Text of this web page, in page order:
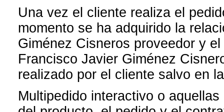
Una vez el cliente realiza el
momento se ha adquirido la
Giménez Cisneros proveedor y
Francisco Javier Giménez
realizado por el cliente salvo en
Multipedido interactivo o